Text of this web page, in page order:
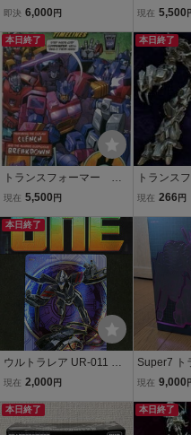
マー コレクターズクラブ
ー ユニバース ドラッグス
トリップ ドラッグスト
ライプ
即決 6,000 円
メコミ
ズクラブ
現在 5,500
本日終了
トランスフォーマー ア
メコミ TFCC TCC Transf
eration 2 Redux BotCon2
010 コレクターズクラブ
現在 5,500 円
本日終了
トランス
版トレカ
現在 266 円
本日終了
ウルトラレア UR-011 ア
ラクニッド トランスフォ
トレーディングカード
現在 2,000 円
Super7 ト
ー アルテ
ARN ディ
封品 付属
現在 9,000
本日終了 本日終了